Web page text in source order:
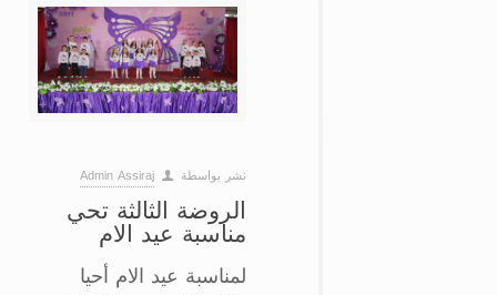
نشر بواسطة Admin Assiraj
الروضة الثالثة تحي
مناسبة عيد الام
لمناسبة عيد الام أحيا